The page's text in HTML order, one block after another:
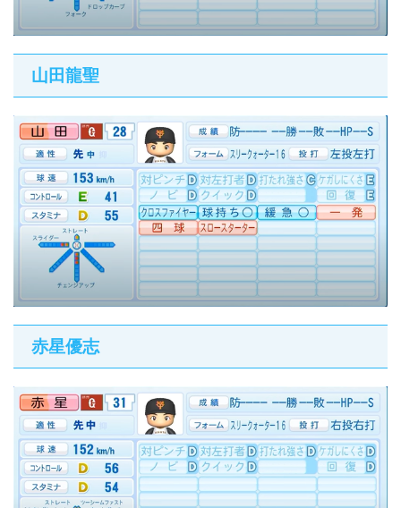
山田龍聖
赤星優志